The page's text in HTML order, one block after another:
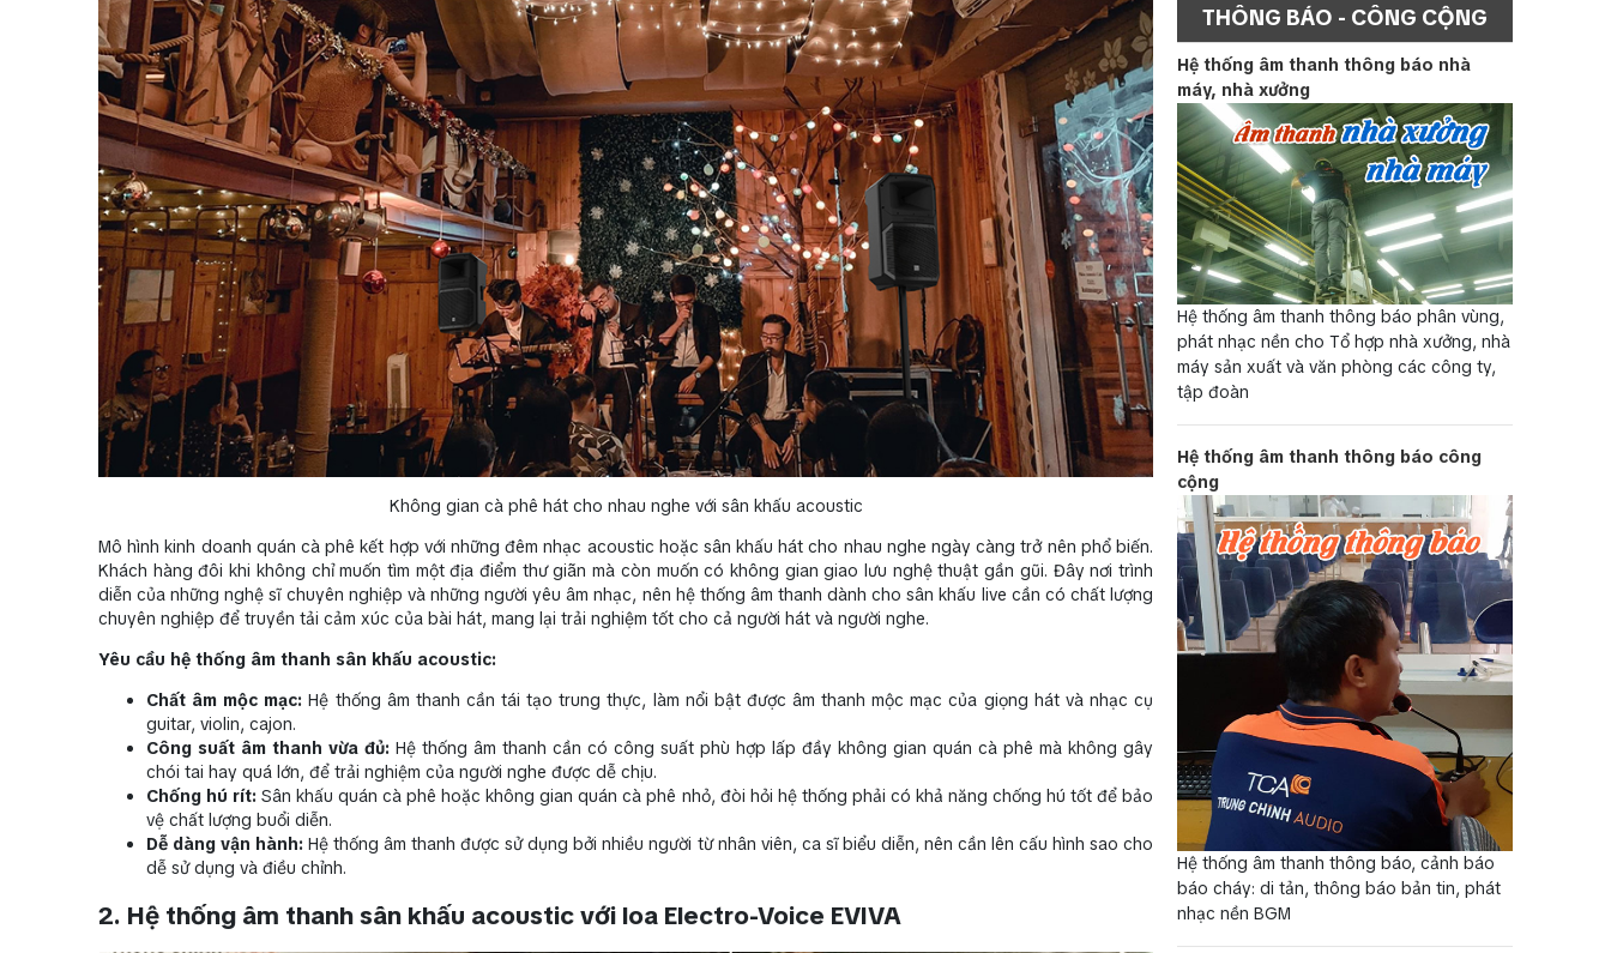
Không gian cà phê hát cho nhau nghe với sân khấu acoustic
Mô hình kinh doanh quán cà phê kết hợp với những đêm nhạc acoustic hoặc sân khấu hát cho nhau nghe ngày càng trở nên phổ biến.
Khách hàng đôi khi không chỉ muốn tìm một địa điểm thư giãn mà còn muốn có không gian giao lưu nghệ thuật gần gũi. Đây nơi trình
diễn của những nghệ sĩ chuyên nghiệp và những người yêu âm nhạc, nên hệ thống âm thanh dành cho sân khấu live cần có chất lượng
chuyên nghiệp để truyền tải cảm xúc của bài hát, mang lại trải nghiệm tốt cho cả người hát và người nghe.
Yêu cầu hệ thống âm thanh sân khấu acoustic:
Chất âm mộc mạc: Hệ thống âm thanh cần tái tạo trung thực, làm nổi bật được âm thanh mộc mạc của giọng hát và nhạc cụ
guitar, violin, cajon.
Công suất âm thanh vừa đủ: Hệ thống âm thanh cần có công suất phù hợp lấp đầy không gian quán cà phê mà không gây
chói tai hay quá lớn, để trải nghiệm của người nghe được dễ chịu.
Chống hú rít: Sân khấu quán cà phê hoặc không gian quán cà phê nhỏ, đòi hỏi hệ thống phải có khả năng chống hú tốt để bảo
vệ chất lượng buổi diễn.
Dễ dàng vận hành: Hệ thống âm thanh được sử dụng bởi nhiều người từ nhân viên, ca sĩ biểu diễn, nên cần lên cấu hình sao cho
dễ sử dụng và điều chỉnh.
2. Hệ thống âm thanh sân khấu acoustic với loa Electro-Voice EVIVA
THÔNG BÁO - CÔNG CỘNG
Hệ thống âm thanh thông báo nhà
máy, nhà xưởng
Hệ thống âm thanh thông báo phân vùng,
phát nhạc nền cho Tổ hợp nhà xưởng, nhà
máy sản xuất và văn phòng các công ty,
tập đoàn
Hệ thống âm thanh thông báo công
cộng
Hệ thống âm thanh thông báo, cảnh báo
báo cháy: di tản, thông báo bản tin, phát
nhạc nền BGM